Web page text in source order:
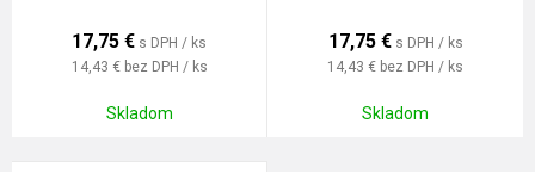
17,75 € s DPH / ks
14,43 € bez DPH / ks
Skladom
17,75 € s DPH / ks
14,43 € bez DPH / ks
Skladom